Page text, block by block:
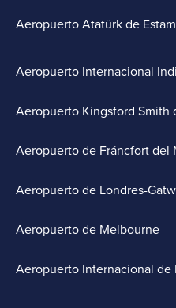
Aeropuerto Atatürk de
Aeropuerto Internacional
Aeropuerto Kingsford Smith
Aeropuerto de Fráncfort del
Aeropuerto de Londres-
Aeropuerto de Melbourne
Aeropuerto Internacional de